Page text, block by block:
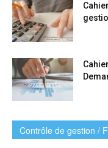
Contrôle de gestion /